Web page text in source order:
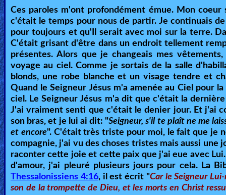
AI
Bible
Questions
Something
Funny...
2nd
Page,
Older
Material
Ces paroles m'ont profondément émue. Mon
c'était le temps pour nous de partir. Je continuais
pour toujours et qu'Il serait avec moi sur la terre.
C'était grisant d'être dans un endroit tellement
présentes. Alors que je changeais mes
voyage au ciel. Comme je sortais de la salle
blonds, une robe blanche et un visage tendre et
Quand le Seigneur Jésus m'a amenée au Ciel pour
ciel. Le Seigneur Jésus m'a dit que c'était la
J'ai vraiment senti que c'était le denier jour. Et j'ai
son bras, et je lui ai dit: "Seigneur, s'il te plaît ne me
et encore". C'était très triste pour moi, le fait que je
compagnie, j'ai vu des choses tristes mais aussi une
raconter cette joie et cette paix que j'ai eue avec
d'amour, j'ai pleuré plusieurs jours pour cela. La
Thessalonissiens 4:16, il est écrit "Car le Seigneur
son de la trompette de Dieu, et les morts en Christ